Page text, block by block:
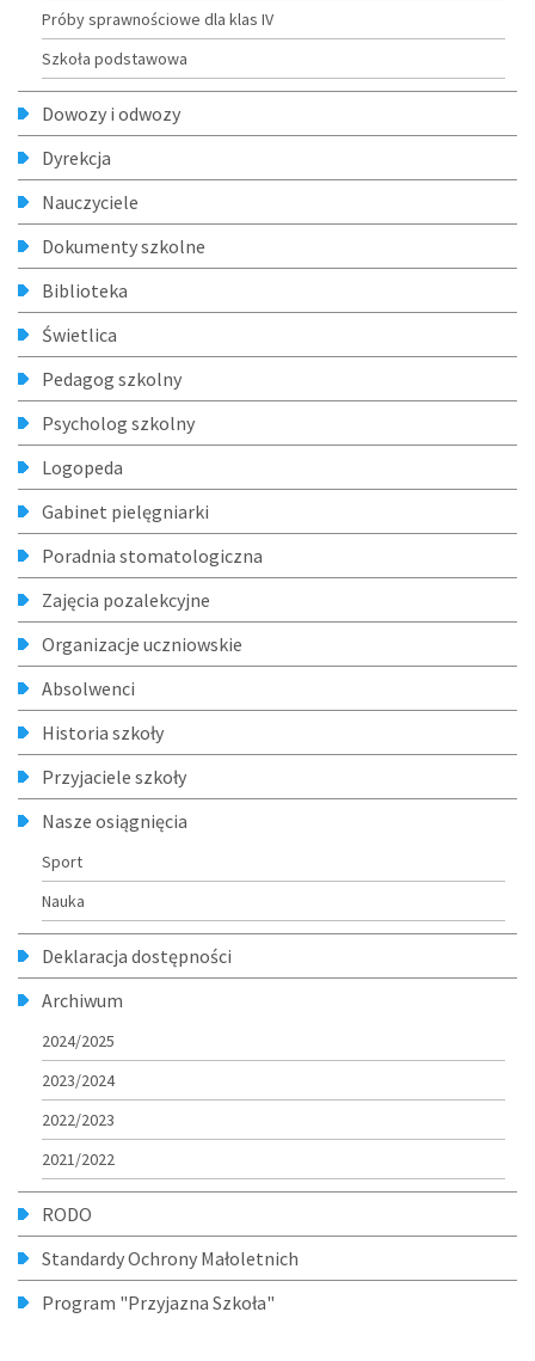
Próby sprawnościowe dla klas IV
Szkoła podstawowa
Dowozy i odwozy
Dyrekcja
Nauczyciele
Dokumenty szkolne
Biblioteka
Świetlica
Pedagog szkolny
Psycholog szkolny
Logopeda
Gabinet pielęgniarki
Poradnia stomatologiczna
Zajęcia pozalekcyjne
Organizacje uczniowskie
Absolwenci
Historia szkoły
Przyjaciele szkoły
Nasze osiągnięcia
Sport
Nauka
Deklaracja dostępności
Archiwum
2024/2025
2023/2024
2022/2023
2021/2022
RODO
Standardy Ochrony Małoletnich
Program "Przyjazna Szkoła"